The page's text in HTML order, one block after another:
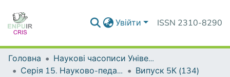
Увійти ISSN 2310-8290
Головна
Наукові часописи Університету
Серія 15. Науково-педагогічні проблеми фізичної культури (фізична культура і спорт)
Випуск 5К (134)